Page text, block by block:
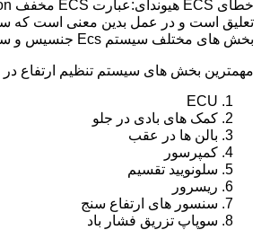
تعلیق است و در عمل بدین معنی است که
بخش های مختلف سیستم Ecs جنسیس و سنتنیال
مهمترین بخش های سیستم تنظیم ارتفاع
ECU
کمک های بادی در جلو
بالن ها در عقب
کمپرسور
سلونویید تقسیم
ریسرور
سنسور های ارتفاع سنج
سوپاپ تزریق فشار باد